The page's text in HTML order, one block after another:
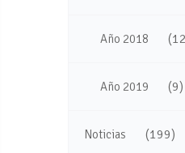
Año 2018
Año 2019 (9)
Noticias (199)